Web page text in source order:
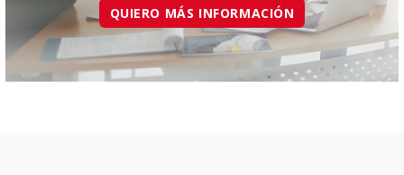
QUIERO MÁS INFORMACIÓN